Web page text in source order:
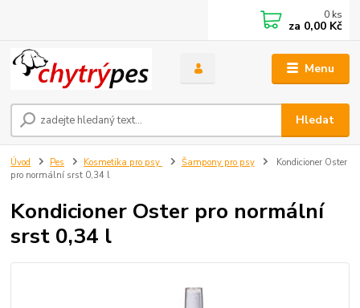
Menu
Hledat
0 ks
za 0,00 Kč
Úvod Pes Kosmetika pro psy Šampony pro psy
Kondicioner Oster
pro normální srst 0,34 l
Kondicioner Oster pro normální
srst 0,34 l